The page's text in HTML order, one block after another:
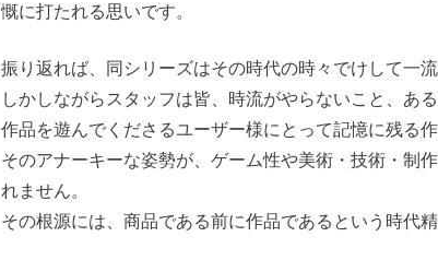
慨に打たれる思いです。
振り返れば、同シリーズはその時代の時々でけして一
しかしながらスタッフは皆、時流がやらないこと、あ
作品を遊んでくださるユーザー様にとって記憶に残る
そのアナーキーな姿勢が、ゲーム性や美術・技術・制
れません。
その根源には、商品である前に作品であるという時代